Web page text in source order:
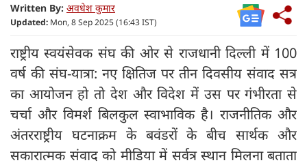
Written By: अवधेश कुमार
Updated: Mon, 8 Sep 2025 (16:43 IST)
राष्ट्रीय स्वयंसेवक संघ की ओर से राजधानी दिल्ली में 100
वर्ष की संघ-यात्रा: नए क्षितिज पर तीन दिवसीय संवाद सत्र
का आयोजन हो तो देश और विदेश में उस पर गंभीरता से
चर्चा और विमर्श बिलकुल स्वाभाविक है। राजनीतिक और
अंतरराष्ट्रीय घटनाक्रम के बवंडरों के बीच सार्थक और
सकारात्मक संवाद को मीडिया में सर्वत्र स्थान मिलना बताता